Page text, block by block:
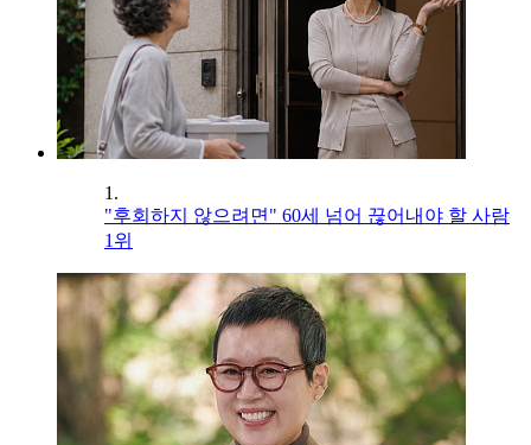
1.
"후회하지 않으려면" 60세 넘어 끊어내야 할 사람
1위